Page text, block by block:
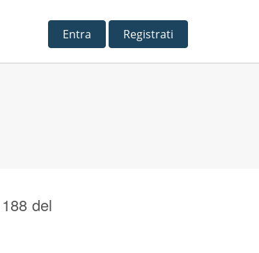
Entra Registrati
del